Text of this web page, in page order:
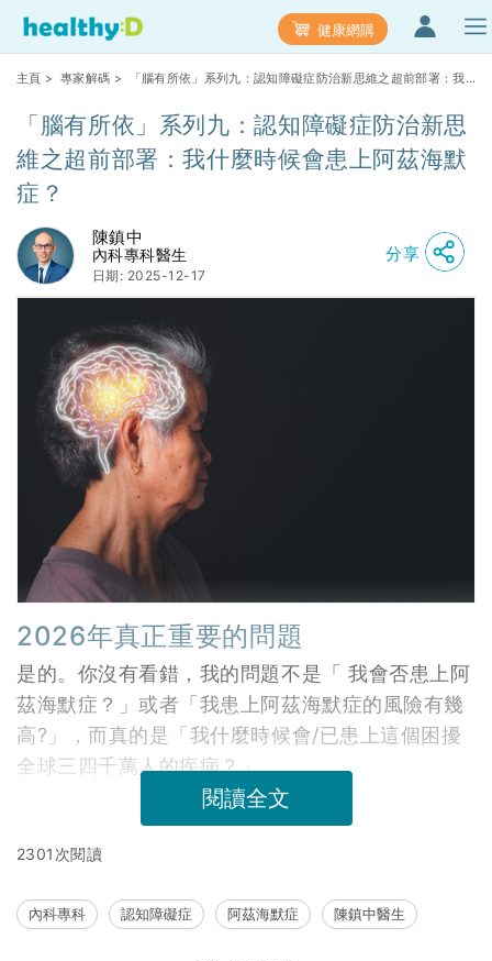
健康網購
主頁 > 專家解碼 > 「腦有所依」系列九：認知障礙症防治新思維之超前部署：我
「腦有所依」系列九：認知障礙症防治新思
維之超前部署：我什麼時候會患上阿茲海默
症？
陳鎮中
內科專科醫生
日期: 2025-12-17
分享
2026年真正重要的問題
是的。你沒有看錯，我的問題不是「 我會否患上阿
茲海默症？」或者「我患上阿茲海默症的風險有幾
高?」，而真的是「我什麼時候會/已患上這個困擾
全球三四千萬人的疾病？」
閱讀全文
2301次閱讀
內科專科 認知障礙症 阿茲海默症 陳鎮中醫生